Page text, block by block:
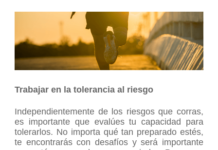
Trabajar en la tolerancia al riesgo
Independientemente de los riesgos que corras,
es importante que evalúes tu capacidad para
tolerarlos. No importa qué tan preparado estés,
te encontrarás con desafíos y será importante